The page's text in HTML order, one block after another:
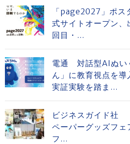
「page2027」ポス
式サイトオープン
回目・...
電通 対話型AIぬい
ん」に教育視点を
実証実験を踏ま...
ビジネスガイド社
ペーパーグッズフ
フ...